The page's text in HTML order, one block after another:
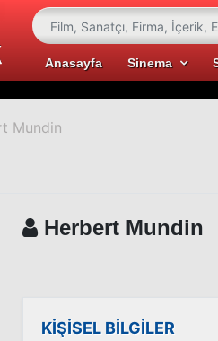
Anasayfa Sinema
Mundin
Herbert Mundin
KİŞİSEL BİLGİLER